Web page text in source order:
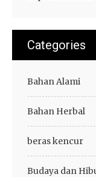
Categories
Bahan Alami
Bahan Herbal
beras kencur
Budaya dan